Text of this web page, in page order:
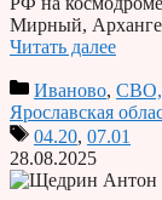
Мирный,
Читать далее
Иваново, СВО,
Ярославская
04.20, 07.01
28.08.2025